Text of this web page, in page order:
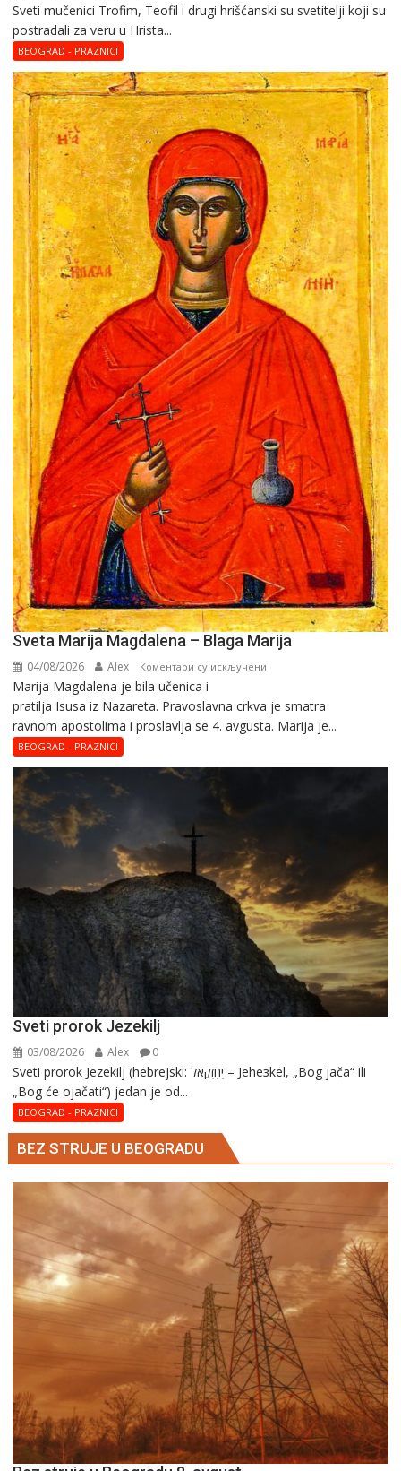
Sveti mučenici Trofim, Teofil i drugi hrišćanski su svetitelji koji su
postradali za veru u Hrista...
BEOGRAD - PRAZNICI
Sveta Marija Magdalena – Blaga Marija
04/08/2026 Alex Коментари су искључени
Marija
Magdalena
Marija Magdalena je bila učenica i
pratilja Isusa iz Nazareta. Pravoslavna crkva je smatra
ravnom apostolima i proslavlja se 4. avgusta. Marija je...
BEOGRAD - PRAZNICI
Sveti prorok Jezekilj
03/08/2026 Alex 0
Sveti prorok Jezekilj (hebrejski: יְחֶזְקֵאל – Jehезkel, „Bog jača“ ili
„Bog će ojačati“) jedan je od...
BEOGRAD - PRAZNICI
BEZ STRUJE U BEOGRADU